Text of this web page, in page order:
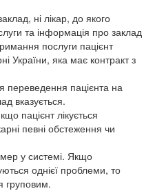
ні лікар, до якого
та інформація про заклад
послуги пацієнт
України, яка має контракт з
переведення пацієнта на
вказується.
пацієнт лікується
певні обстеження чи
у системі. Якщо
однієї проблеми, то
груповим.